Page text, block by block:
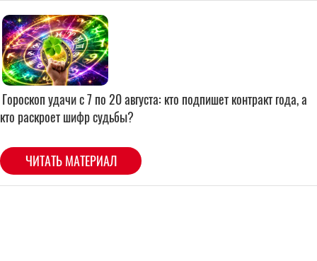
Гороскоп удачи с 7 по 20 августа: кто подпишет контракт года, а
кто раскроет шифр судьбы?
ЧИТАТЬ МАТЕРИАЛ